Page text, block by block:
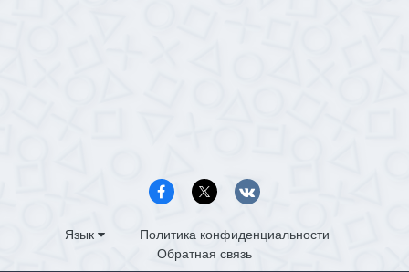
Язык
Политика конфиденциальности
Обратная связь